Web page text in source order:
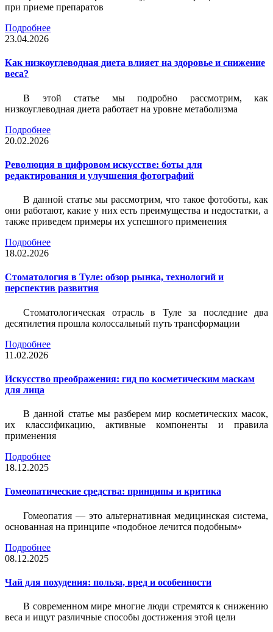
при приеме препаратов
Подробнее
23.04.2026
Как низкоуглеводная диета влияет на здоровье и снижение
веса?
В этой статье мы подробно рассмотрим, как
низкоуглеводная диета работает на уровне метаболизма
Подробнее
20.02.2026
Революция в цифровом искусстве: боты для
редактирования и улучшения фотографий
В данной статье мы рассмотрим, что такое фотоботы, как
они работают, какие у них есть преимущества и недостатки, а
также приведем примеры их успешного применения
Подробнее
18.02.2026
Стоматология в Туле: обзор рынка, технологий и
перспектив развития
Стоматологическая отрасль в Туле за последние два
десятилетия прошла колоссальный путь трансформации
Подробнее
11.02.2026
Искусство преображения: гид по косметическим маскам
для лица
В данной статье мы разберем мир косметических масок,
их классификацию, активные компоненты и правила
применения
Подробнее
18.12.2025
Гомеопатические средства: принципы и критика
Гомеопатия — это альтернативная медицинская система,
основанная на принципе «подобное лечится подобным»
Подробнее
08.12.2025
Чай для похудения: польза, вред и особенности
В современном мире многие люди стремятся к снижению
веса и ищут различные способы достижения этой цели